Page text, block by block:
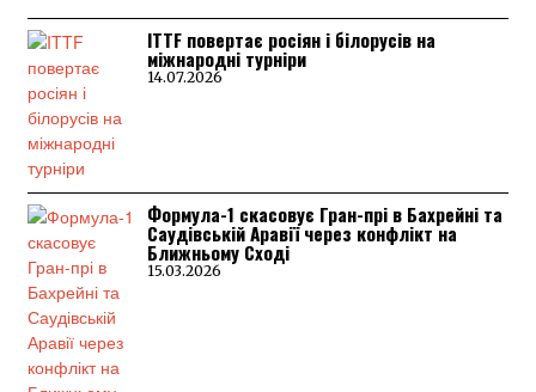
ITTF повертає росіян і білорусів на
міжнародні турніри
14.07.2026
Формула-1 скасовує Гран-прі в Бахрейні та
Саудівській Аравії через конфлікт на
Ближньому Сході
15.03.2026